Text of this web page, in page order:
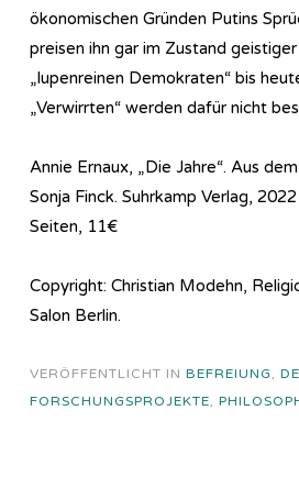
ökonomischen Gründen Putins
preisen ihn gar im Zustand
„lupenreinen Demokraten“ bis
„Verwirrten“ werden dafür nicht
Annie Ernaux, „Die Jahre“. Aus
Sonja Finck. Suhrkamp Verlag,
Seiten, 11€
Copyright: Christian Modehn,
Salon Berlin.
VERÖFFENTLICHT IN BEFREIUNG,
FORSCHUNGSPROJEKTE,